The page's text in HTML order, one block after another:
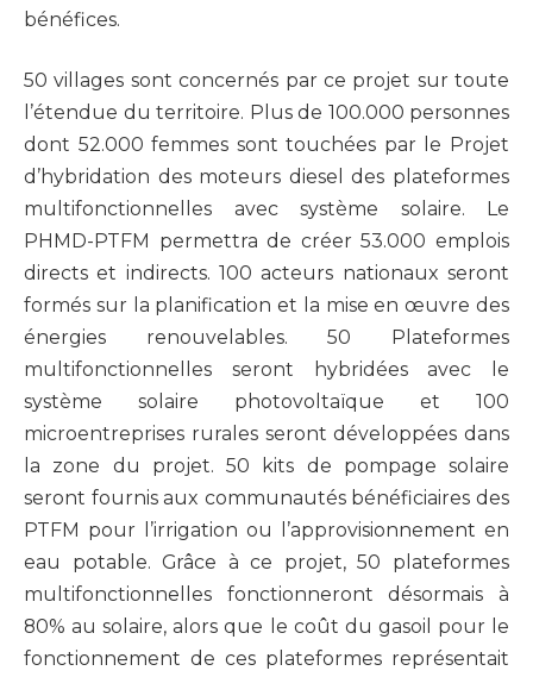
bénéfices.
50 villages sont concernés par ce projet sur toute
l’étendue du territoire. Plus de 100.000 personnes
dont 52.000 femmes sont touchées par le Projet
d’hybridation des moteurs diesel des plateformes
multifonctionnelles avec système solaire. Le
PHMD-PTFM permettra de créer 53.000 emplois
directs et indirects. 100 acteurs nationaux seront
formés sur la planification et la mise en œuvre des
énergies renouvelables. 50 Plateformes
multifonctionnelles seront hybridées avec le
système solaire photovoltaïque et 100
microentreprises rurales seront développées dans
la zone du projet. 50 kits de pompage solaire
seront fournis aux communautés bénéficiaires des
PTFM pour l’irrigation ou l’approvisionnement en
eau potable. Grâce à ce projet, 50 plateformes
multifonctionnelles fonctionneront désormais à
80% au solaire, alors que le coût du gasoil pour le
fonctionnement de ces plateformes représentait